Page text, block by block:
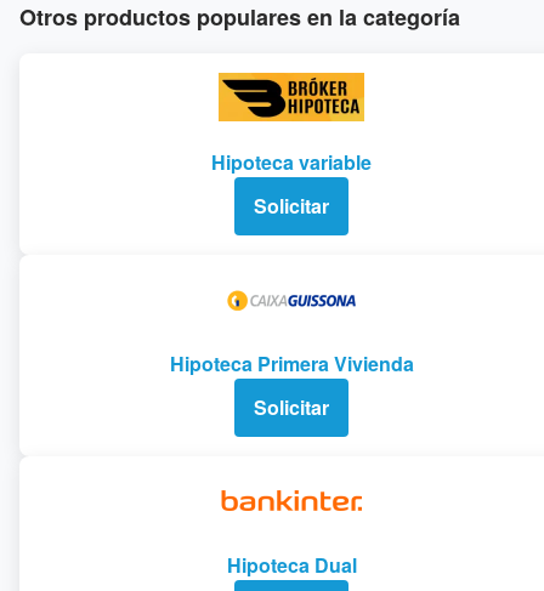
Otros productos populares en la categoría
Hipoteca variable
Solicitar
Hipoteca Primera Vivienda
Solicitar
Hipoteca Dual